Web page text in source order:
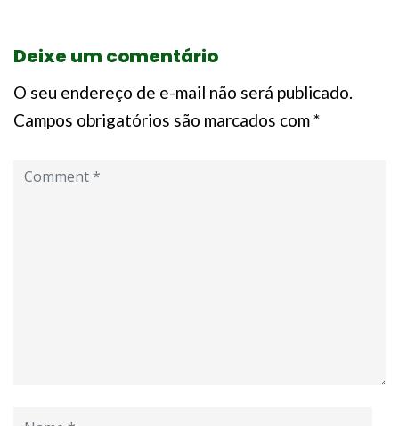
Deixe um comentário
O seu endereço de e-mail não será publicado.
Campos obrigatórios são marcados com*